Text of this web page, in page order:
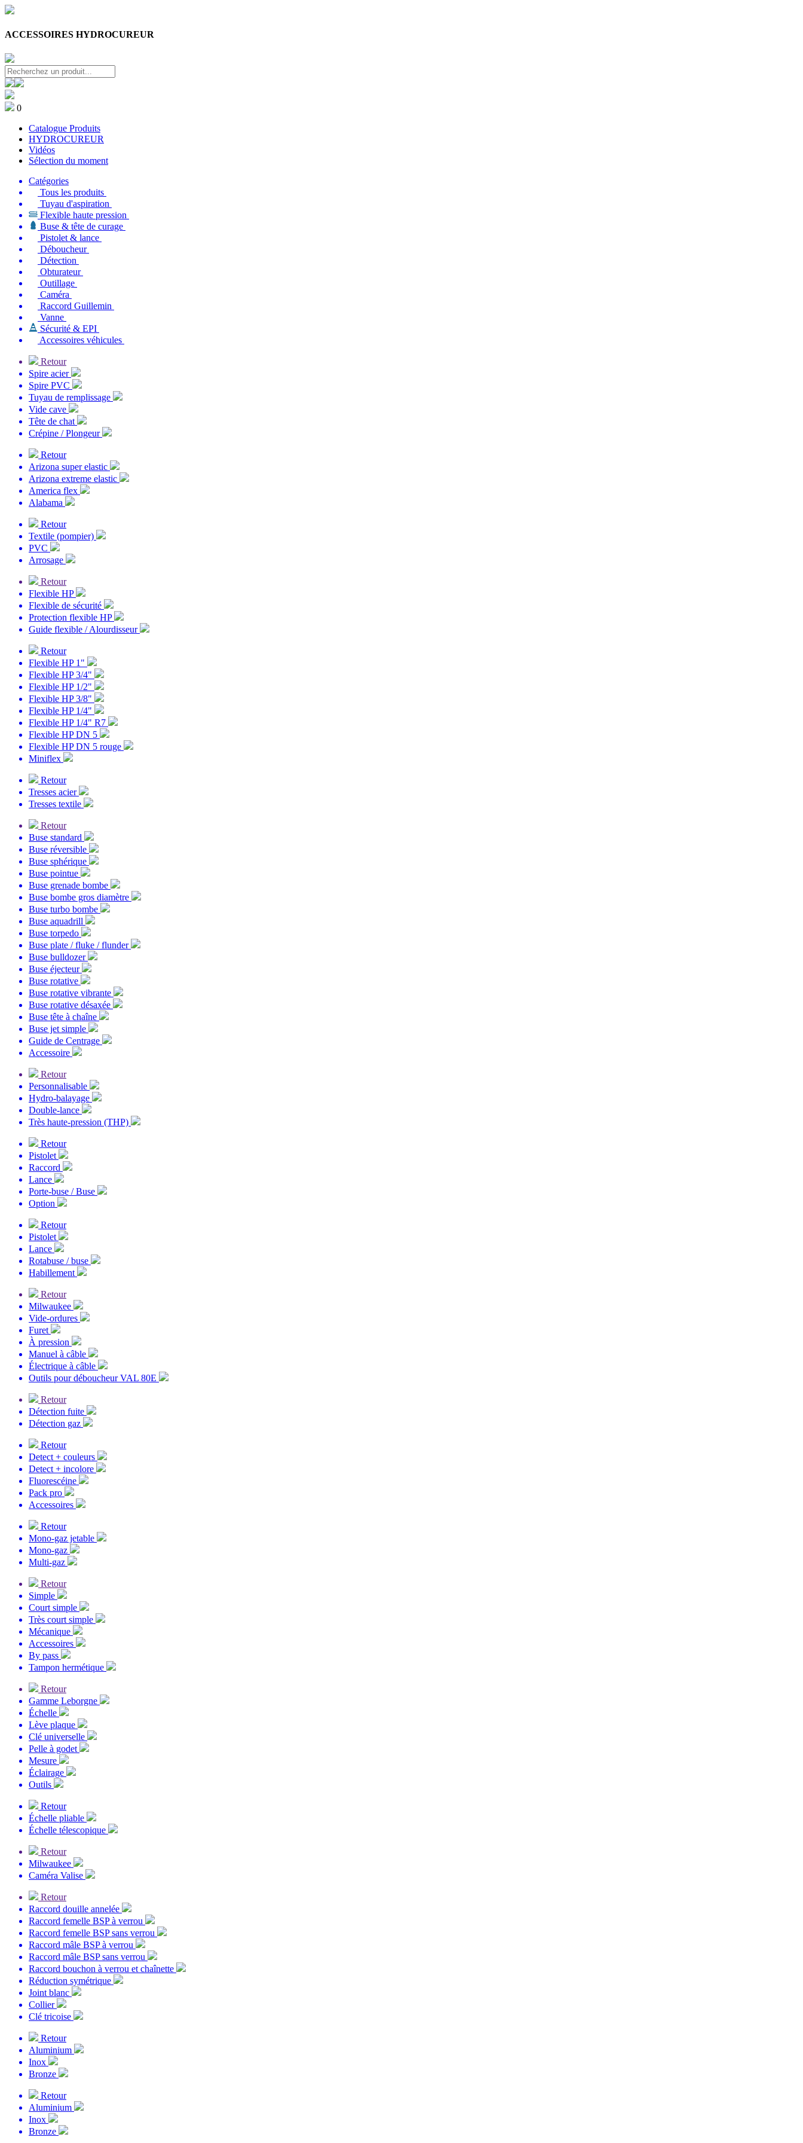
ACCESSOIRES HYDROCUREUR
0
Catalogue Produits
HYDROCUREUR
Vidéos
Sélection du moment
Catégories
Tous les produits
Tuyau d'aspiration
Flexible haute pression
Buse & tête de curage
Pistolet & lance
Déboucheur
Détection
Obturateur
Outillage
Caméra
Raccord Guillemin
Vanne
Sécurité & EPI
Accessoires véhicules
Retour
Spire acier
Spire PVC
Tuyau de remplissage
Vide cave
Tête de chat
Crépine / Plongeur
Retour
Arizona super elastic
Arizona extreme elastic
America flex
Alabama
Retour
Textile (pompier)
PVC
Arrosage
Retour
Flexible HP
Flexible de sécurité
Protection flexible HP
Guide flexible / Alourdisseur
Retour
Flexible HP 1"
Flexible HP 3/4"
Flexible HP 1/2"
Flexible HP 3/8"
Flexible HP 1/4"
Flexible HP 1/4" R7
Flexible HP DN 5
Flexible HP DN 5 rouge
Miniflex
Retour
Tresses acier
Tresses textile
Retour
Buse standard
Buse réversible
Buse sphérique
Buse pointue
Buse grenade bombe
Buse bombe gros diamètre
Buse turbo bombe
Buse aquadrill
Buse torpedo
Buse plate / fluke / flunder
Buse bulldozer
Buse éjecteur
Buse rotative
Buse rotative vibrante
Buse rotative désaxée
Buse tête à chaîne
Buse jet simple
Guide de Centrage
Accessoire
Retour
Personnalisable
Hydro-balayage
Double-lance
Très haute-pression (THP)
Retour
Pistolet
Raccord
Lance
Porte-buse / Buse
Option
Retour
Pistolet
Lance
Rotabuse / buse
Habillement
Retour
Milwaukee
Vide-ordures
Furet
À pression
Manuel à câble
Électrique à câble
Outils pour déboucheur VAL 80E
Retour
Détection fuite
Détection gaz
Retour
Detect + couleurs
Detect + incolore
Fluorescéine
Pack pro
Accessoires
Retour
Mono-gaz jetable
Mono-gaz
Multi-gaz
Retour
Simple
Court simple
Très court simple
Mécanique
Accessoires
By pass
Tampon hermétique
Retour
Gamme Leborgne
Échelle
Lève plaque
Clé universelle
Pelle à godet
Mesure
Éclairage
Outils
Retour
Échelle pliable
Échelle télescopique
Retour
Milwaukee
Caméra Valise
Retour
Raccord douille annelée
Raccord femelle BSP à verrou
Raccord femelle BSP sans verrou
Raccord mâle BSP à verrou
Raccord mâle BSP sans verrou
Raccord bouchon à verrou et chaînette
Réduction symétrique
Joint blanc
Collier
Clé tricoise
Retour
Aluminium
Inox
Bronze
Retour
Aluminium
Inox
Bronze